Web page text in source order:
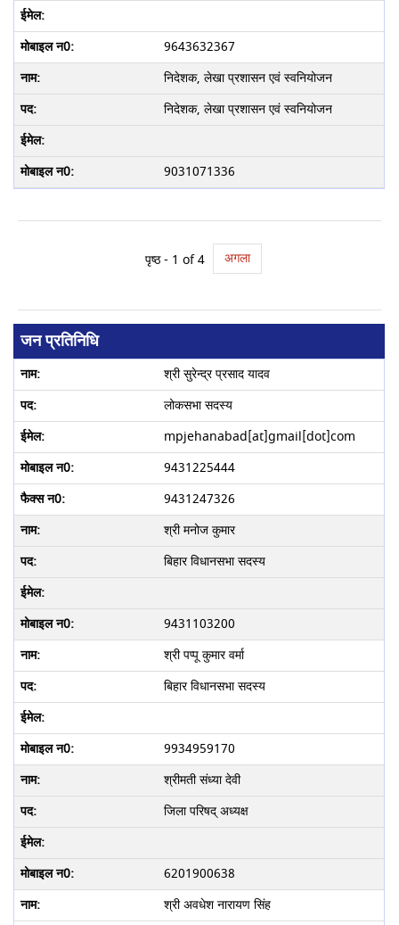
9643632367
निदेशक, लेखा प्रशासन एवं स्वनियोजन
निदेशक, लेखा प्रशासन एवं स्वनियोजन
9031071336
पृष्ठ - 1 of 4 अगला
जन प्रतिनिधि
श्री सुरेन्द्र प्रसाद यादव
लोकसभा सदस्य
mpjehanabad[at]gmail[dot]com
9431225444
9431247326
श्री मनोज कुमार
बिहार विधानसभा सदस्य
9431103200
श्री पप्पू कुमार वर्मा
बिहार विधानसभा सदस्य
9934959170
श्रीमती संध्या देवी
जिला परिषद् अध्यक्ष
6201900638
श्री अवधेश नारायण सिंह